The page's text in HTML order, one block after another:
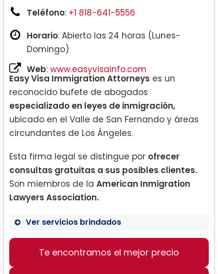
Teléfono: +1 818-641-5556
Horario: Abierto las 24 horas (Lunes-
Domingo)
Web: www.easyvisainfo.com
Easy Visa Immigration Attorneys es un
reconocido bufete de abogados
especializado en leyes de inmigración,
ubicado en el Valle de San Fernando y áreas
circundantes de Los Ángeles.
Esta firma legal se distingue por ofrecer
consultas gratuitas a sus posibles clientes.
Son miembros de la American Inmigration
Lawyers Association.
Ver servicios brindados
Legislación de Inmigración
Te encontramos el mejor precio